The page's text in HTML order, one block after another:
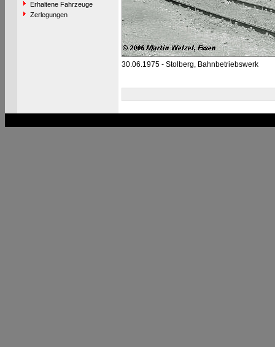
Erhaltene Fahrzeuge
Zerlegungen
30.06.1975 - Stolberg, Bahnbetriebswerk